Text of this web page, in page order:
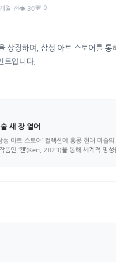
월 전👁️ 30💬 0
상징하며, 삼성 아트 스토어를
트입니다.
새 장 열어
트 스토어’ 컬렉션에 홍콩 현대 미술의
인 ‘켄’(Ken, 2023)을 통해 세계적 명성